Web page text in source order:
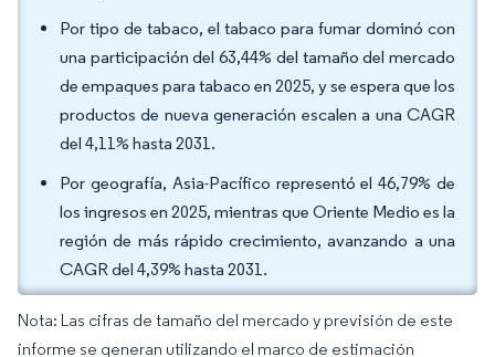
Por tipo de tabaco, el tabaco para fumar dominó con
una participación del 63,44% del tamaño del mercado
de empaques para tabaco en 2025, y se espera que los
productos de nueva generación escalen a una CAGR
del 4,11% hasta 2031.
Por geografía, Asia-Pacífico representó el 46,79% de
los ingresos en 2025, mientras que Oriente Medio es la
región de más rápido crecimiento, avanzando a una
CAGR del 4,39% hasta 2031.
Nota: Las cifras de tamaño del mercado y previsión de este
informe se generan utilizando el marco de estimación